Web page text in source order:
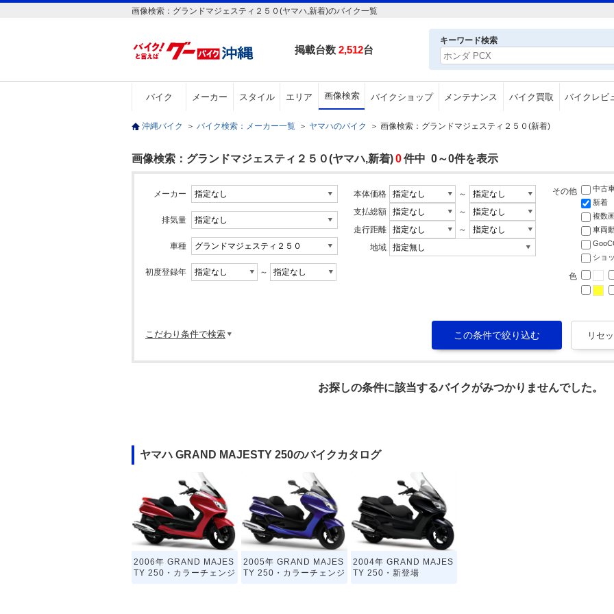
画像検索：グランドマジェスティ２５０(ヤマハ,新着)のバイク一覧
掲載台数 2,512台
キーワード検索
バイク メーカー スタイル エリア 画像検索 バイクショップ メンテナンス バイク買取 バイクレビ
沖縄バイク ＞ バイク検索：メーカー一覧 ＞ ヤマハのバイク ＞ 画像検索：グランドマジェスティ２５０(新着)
画像検索：グランドマジェスティ２５０(ヤマハ,新着)0件中 0～0件を表示
メーカー
排気量
車種
初度登録年 ～
本体価格
～
支払総額
～
走行距離
～
地域
その他 中古
新着
複数
車両
ショ
色
こだわり条件で検索
お探しの条件に該当するバイクがみつかりませんでした。
ヤマハ GRAND MAJESTY 250のバイクカタログ
2006年 GRAND MAJES
TY 250・カラーチェンジ
2005年 GRAND MAJES
TY 250・カラーチェンジ
2004年 GRAND MAJES
TY 250・新登場